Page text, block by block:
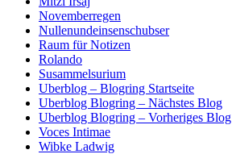
Novemberregen
Nullenundeinsenschubser
Raum für Notizen
Rolando
Susammelsurium
Uberblog – Blogring Startseite
Uberblog Blogring – Nächstes Blog
Uberblog Blogring – Vorheriges Blog
Voces Intimae
Wibke Ladwig